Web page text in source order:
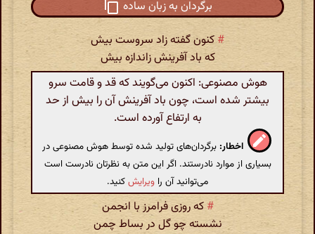
برگردان به زبان ساده
# کنون گفته زاد سروست بیش
که باد آفرینش زاندازه بیش
هوش مصنوعی: اکنون می‌گویند که قد و قامت سرو
بیشتر شده است، چون باد آفرینش آن را بیش از حد
به ارتفاع آورده است.
اخطار: برگردان‌های تولید شده توسط هوش مصنوعی در
بسیاری از موارد نادرستند. اگر این متن به نظرتان نادرست است
می‌توانید آن را ویرایشکنید.
# که روزی فرامرز با انجمن
نشسته چو گل در بساط چمن